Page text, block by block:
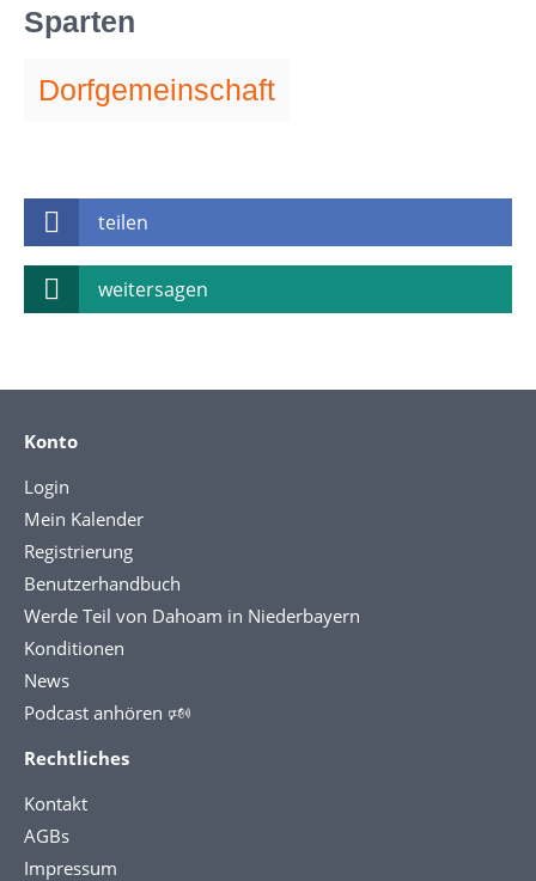
Sparten
Dorfgemeinschaft
teilen
weitersagen
Konto
Login
Mein Kalender
Registrierung
Benutzerhandbuch
Werde Teil von Dahoam in Niederbayern
Konditionen
News
Podcast anhören 🕬
Rechtliches
Kontakt
AGBs
Impressum